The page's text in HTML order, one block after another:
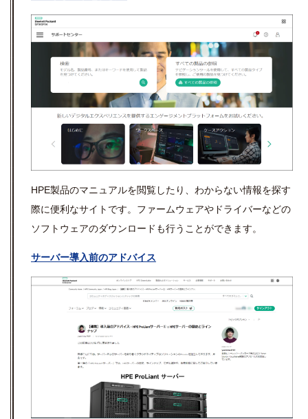
HPE製品のマニュアルを閲覧したり、わからない情報を探す
際に便利なサイトです。ファームウェアやドライバーなどの
ソフトウェアのダウンロードも行うことができます。
サーバー導入前のアドバイス